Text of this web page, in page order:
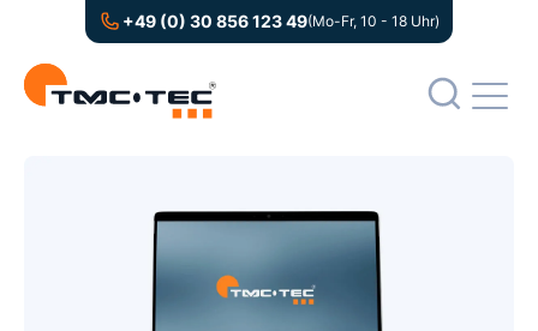
+49 (0) 30 856 123 49(Mo-Fr, 10 - 18 Uhr)